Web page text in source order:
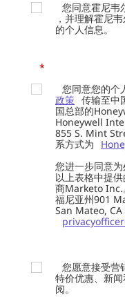
您同意霍尼韦
，并理解霍尼
的个人信息。
*
您同意您的个
政策 传输至中
国总部的
Honeywell
855 S. Mint
系方式为
您进一步同意
以上表格中提
商Marketo Inc.
福尼亚州901
San Mateo, CA
您愿意接受营
特价优惠、新
阅。